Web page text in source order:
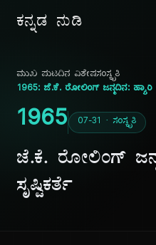
ಕನ್ನಡ ನುಡಿ
ಮುಖ ಪುಟದಿನ ವಿಶೇಷಸಂಸ್ಕೃತಿ
1965: ಜೆ.ಕೆ. ರೋಲಿಂಗ್ ಜನ್ಮದಿನ: ಹ್ಯಾರಿ
1965 07-31 · ಸಂಸ್ಕೃತಿ
ಜೆ.ಕೆ. ರೋಲಿಂಗ್
ಸೃಷ್ಟಿಕರ್ತೆ